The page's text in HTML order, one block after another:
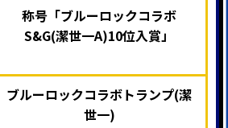
称号「ブルーロックコラボ
S&G(潔世一A)10位入賞 」
ブルーロックコラボトランプ(潔
世一)